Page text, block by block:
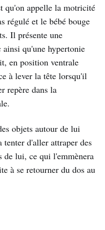
qu'on appelle la motricité
régulé et le bébé bouge
Il présente une
qu'une hypertonie
en position ventrale
à lever la tête lorsqu'il
repère dans la
objets autour de lui
d'aller attraper des
de lui, ce qui l'emmènera
à se retourner du dos au